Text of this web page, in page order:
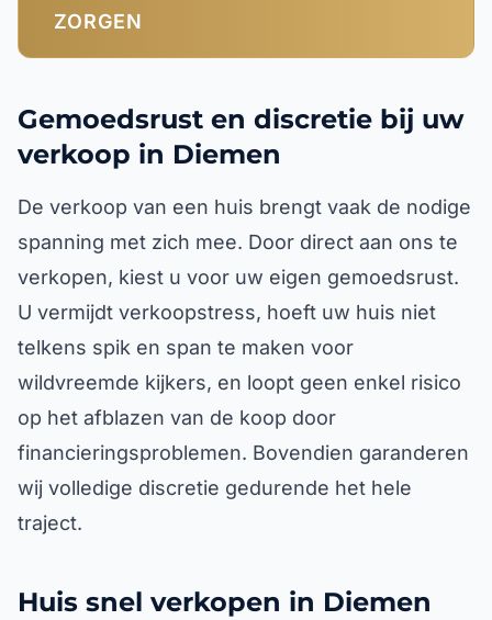
ZORGEN
Gemoedsrust en discretie bij uw
verkoop in Diemen
De verkoop van een huis brengt vaak de nodige
spanning met zich mee. Door direct aan ons te
verkopen, kiest u voor uw eigen gemoedsrust.
U vermijdt verkoopstress, hoeft uw huis niet
telkens spik en span te maken voor
wildvreemde kijkers, en loopt geen enkel risico
op het afblazen van de koop door
financieringsproblemen. Bovendien garanderen
wij volledige discretie gedurende het hele
traject.
Huis snel verkopen in Diemen